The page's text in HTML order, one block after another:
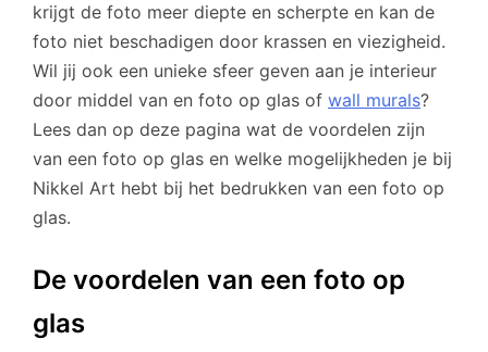
krijgt de foto meer diepte en scherpte en kan de
foto niet beschadigen door krassen en viezigheid.
Wil jij ook een unieke sfeer geven aan je interieur
door middel van en foto op glas of wall murals?
Lees dan op deze pagina wat de voordelen zijn
van een foto op glas en welke mogelijkheden je bij
Nikkel Art hebt bij het bedrukken van een foto op
glas.
De voordelen van een foto op
glas